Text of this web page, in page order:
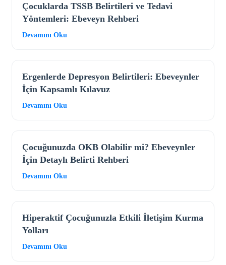
Çocuklarda TSSB Belirtileri ve Tedavi
Yöntemleri: Ebeveyn Rehberi
Devamını Oku
Ergenlerde Depresyon Belirtileri: Ebeveynler
İçin Kapsamlı Kılavuz
Devamını Oku
Çocuğunuzda OKB Olabilir mi? Ebeveynler
İçin Detaylı Belirti Rehberi
Devamını Oku
Hiperaktif Çocuğunuzla Etkili İletişim Kurma
Yolları
Devamını Oku